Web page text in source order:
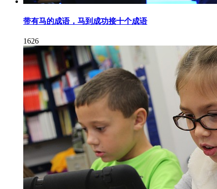
带有马的成语，马到成功接十个成语
1626